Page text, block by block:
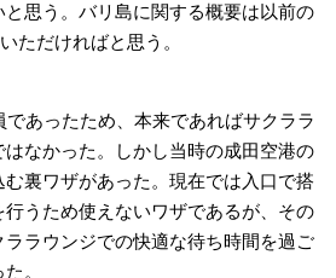
思う。バリ島に関する概要は以前の
ただければと思う。
あったため、本来であればサクララ
なかった。しかし当時の成田空港の
裏ワザがあった。現在では入口で搭
うため使えないワザであるが、その
ラウンジでの快適な待ち時間を過ご
。